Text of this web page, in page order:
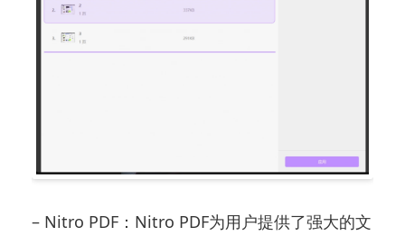
– Nitro PDF：Nitro PDF为用户提供了强大的文